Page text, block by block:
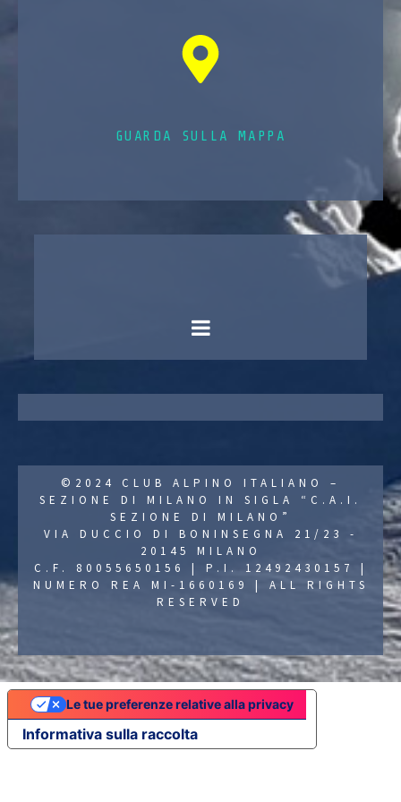
GUARDA SULLA MAPPA
©2024 CLUB ALPINO ITALIANO –
SEZIONE DI MILANO IN SIGLA “C.A.I.
SEZIONE DI MILANO”
VIA DUCCIO DI BONINSEGNA 21/23 -
20145 MILANO
C.F. 80055650156 | P.I. 12492430157 |
NUMERO REA MI-1660169 | ALL RIGHTS
RESERVED
Informativa sulla raccolta
Le tue preferenze relative alla privacy